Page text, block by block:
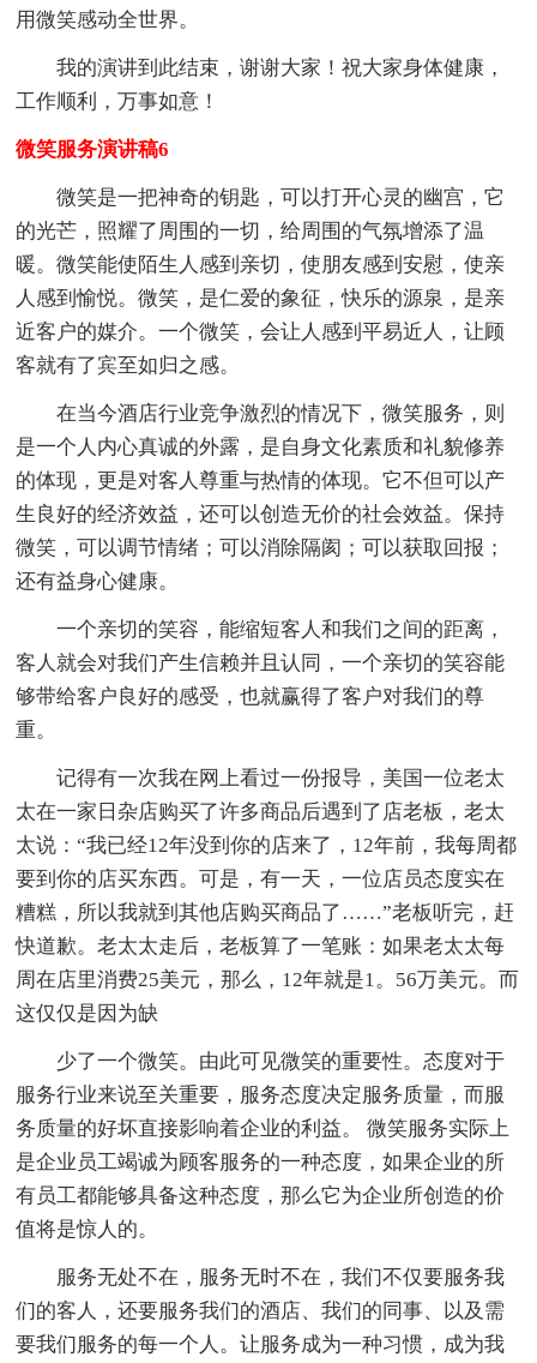
用微笑感动全世界。
我的演讲到此结束，谢谢大家！祝大家身体健康，
工作顺利，万事如意！
微笑服务演讲稿6
微笑是一把神奇的钥匙，可以打开心灵的幽宫，它
的光芒，照耀了周围的一切，给周围的气氛增添了温
暖。微笑能使陌生人感到亲切，使朋友感到安慰，使亲
人感到愉悦。微笑，是仁爱的象征，快乐的源泉，是亲
近客户的媒介。一个微笑，会让人感到平易近人，让顾
客就有了宾至如归之感。
在当今酒店行业竞争激烈的情况下，微笑服务，则
是一个人内心真诚的外露，是自身文化素质和礼貌修养
的体现，更是对客人尊重与热情的体现。它不但可以产
生良好的经济效益，还可以创造无价的社会效益。保持
微笑，可以调节情绪；可以消除隔阂；可以获取回报；
还有益身心健康。
一个亲切的笑容，能缩短客人和我们之间的距离，
客人就会对我们产生信赖并且认同，一个亲切的笑容能
够带给客户良好的感受，也就赢得了客户对我们的尊
重。
记得有一次我在网上看过一份报导，美国一位老太
太在一家日杂店购买了许多商品后遇到了店老板，老太
太说：“我已经12年没到你的店来了，12年前，我每周都
要到你的店买东西。可是，有一天，一位店员态度实在
糟糕，所以我就到其他店购买商品了……”老板听完，赶
快道歉。老太太走后，老板算了一笔账：如果老太太每
周在店里消费25美元，那么，12年就是1。56万美元。而
这仅仅是因为缺
少了一个微笑。由此可见微笑的重要性。态度对于
服务行业来说至关重要，服务态度决定服务质量，而服
务质量的好坏直接影响着企业的利益。 微笑服务实际上
是企业员工竭诚为顾客服务的一种态度，如果企业的所
有员工都能够具备这种态度，那么它为企业所创造的价
值将是惊人的。
服务无处不在，服务无时不在，我们不仅要服务我
们的客人，还要服务我们的酒店、我们的同事、以及需
要我们服务的每一个人。让服务成为一种习惯，成为我